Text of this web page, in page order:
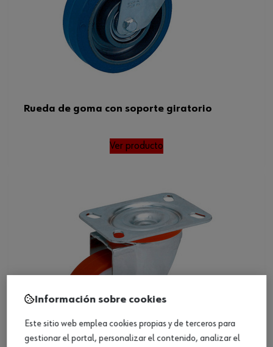
Rueda de goma con soporte giratorio
Ver producto
Información sobre cookies
Este sitio web emplea cookies propias y de terceros para
gestionar el portal, personalizar el contenido, analizar el